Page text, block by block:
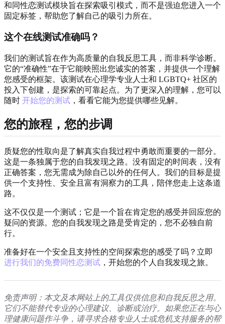
和同性恋测试模块旨在探索吸引模式，而不是强迫您进入一个
固定标签，帮助您了解自己的吸引力所在。
这个在线测试准确吗？
我们的测试旨在作为高质量的自我反思工具，而非科学诊断。
它的“准确性”在于它能映照出您诚实的答案，并提供一个理解
您感受的框架。该测试在心理学专业人士和 LGBTQ+ 社区的
投入下创建，是探索的可靠起点。为了更深入的理解，您可以
随时 开始您的测试 ，看看它能为您提供哪些见解。
您的旅程，您的步调
质疑您的性取向是了解真实自我过程中勇敢而重要的一部分。
这是一条独属于您的自我发现之路。没有固定的时间表，没有
正确答案，您无需成为除自己以外的任何人。我们的目标是提
供一个支持性、安全且富有洞察力的工具，陪伴您走上这条道
路。
这不仅仅是一个测试；它是一个旨在肯定您的感受并回应您的
疑问的资源。您的自我发现之路是受肯定的，您不必独自前
行。
准备好在一个安全且支持性的空间探索您的感受了吗？立即
进行我们的免费同性恋测试 ，开始您的个人自我发现之旅。
免责声明：本文及本网站上的工具仅供信息和自我反思之用。
它们不能替代专业的心理建议、诊断或治疗。如果您正在与心
理健康问题作斗争，请寻求合格专业人士或危机支持服务的帮